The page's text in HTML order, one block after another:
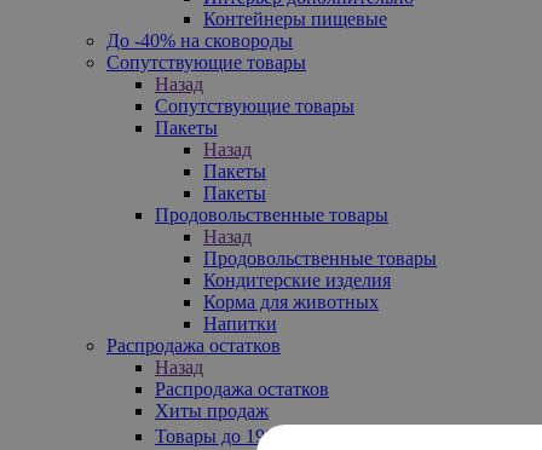
Контейнеры пищевые
До -40% на сковороды
Сопутствующие товары
Назад
Сопутствующие товары
Пакеты
Назад
Пакеты
Пакеты
Продовольственные товары
Назад
Продовольственные товары
Кондитерские изделия
Корма для животных
Напитки
Распродажа остатков
Назад
Распродажа остатков
Хиты продаж
Товары до 199₽